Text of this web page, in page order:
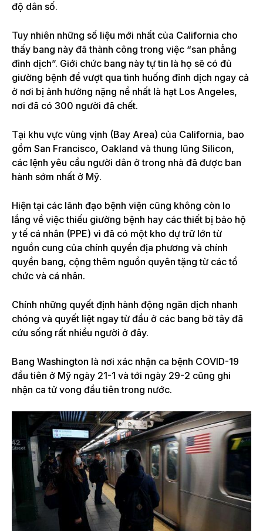
độ dân số.
Tuy nhiên những số liệu mới nhất của California cho
thấy bang này đã thành công trong việc “san phẳng
đỉnh dịch”. Giới chức bang này tự tin là họ sẽ có đủ
giường bệnh để vượt qua tình huống đỉnh dịch ngay cả
ở nơi bị ảnh hưởng nặng nề nhất là hạt Los Angeles,
nơi đã có 300 người đã chết.
Tại khu vực vùng vịnh (Bay Area) của California, bao
gồm San Francisco, Oakland và thung lũng Silicon,
các lệnh yêu cầu người dân ở trong nhà đã được ban
hành sớm nhất ở Mỹ.
Hiện tại các lãnh đạo bệnh viện cũng không còn lo
lắng về việc thiếu giường bệnh hay các thiết bị bảo hộ
y tế cá nhân (PPE) vì đã có một kho dự trữ lớn từ
nguồn cung của chính quyền địa phương và chính
quyền bang, cộng thêm nguồn quyên tặng từ các tổ
chức và cá nhân.
Chính những quyết định hành động ngăn dịch nhanh
chóng và quyết liệt ngay từ đầu ở các bang bờ tây đã
cứu sống rất nhiều người ở đây.
Bang Washington là nơi xác nhận ca bệnh COVID-19
đầu tiên ở Mỹ ngày 21-1 và tới ngày 29-2 cũng ghi
nhận ca tử vong đầu tiên trong nước.